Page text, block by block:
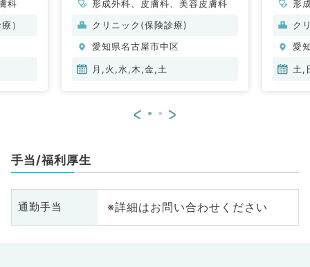
科
）
形成外科、皮膚科、美容皮膚科
クリニック(保険診療)
愛知県名古屋市中区
月,火,水,木,金,土
形
ク
愛
土,
< >
手当/福利厚生
通勤手当 ※詳細はお問い合わせください